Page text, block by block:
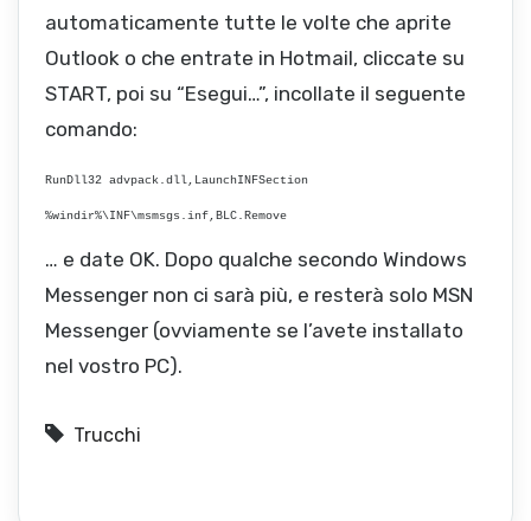
automaticamente tutte le volte che aprite
Outlook o che entrate in Hotmail, cliccate su
START, poi su “Esegui…”, incollate il seguente
comando:
RunDll32 advpack.dll,LaunchINFSection
%windir%\INF\msmsgs.inf,BLC.Remove
… e date OK. Dopo qualche secondo Windows
Messenger non ci sarà più, e resterà solo MSN
Messenger (ovviamente se l’avete installato
nel vostro PC).
Trucchi